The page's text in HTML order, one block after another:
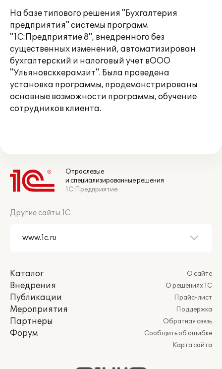
На базе типового решения "Бухгалтерия
предприятия" системы программ
"1С:Предприятие 8", внедренного без
существенных изменений, автоматизирован
бухгалтерский и налоговый учет вООО
"Ульяновсккерамзит". Была проведена
установка программы, продемонстрированы
основные возможности программы, обучение
сотрудников клиента.
Отраслевые
и специализированные решения
1С:Предприятие
Другие сайты 1С
Каталог
Внедрения
Публикации
Мероприятия
Партнеры
Форум
О сайте
О решениях 1С
Прайс-лист
Поддержка
Обратная связь
Сообщить об ошибке
Карта сайта